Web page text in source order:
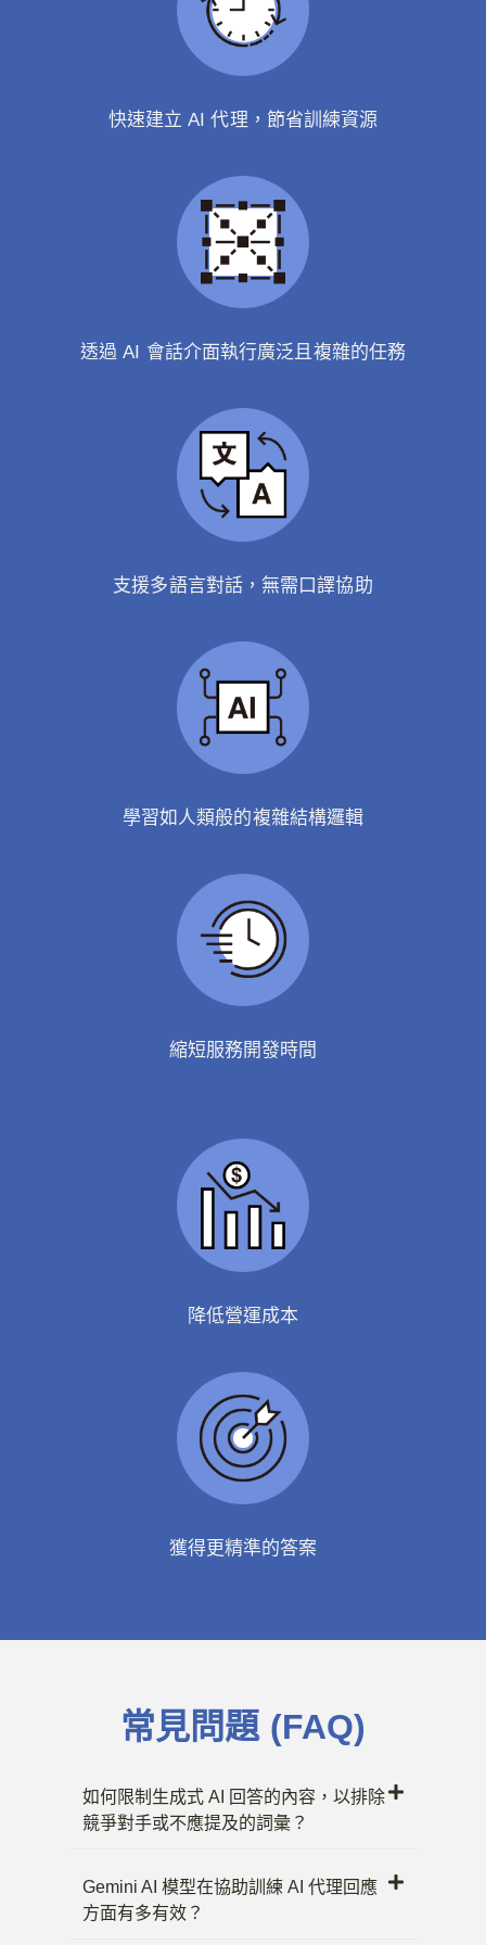
快速建立 AI 代理，節省訓練資源
透過 AI 會話介面執行廣泛且複雜的任務
支援多語言對話，無需口譯協助
學習如人類般的複雜結構邏輯
縮短服務開發時間
降低營運成本
獲得更精準的答案
常見問題 (FAQ)
如何限制生成式 AI 回答的內容，以排除
競爭對手或不應提及的詞彙？
Gemini AI 模型在協助訓練 AI 代理回應
方面有多有效？